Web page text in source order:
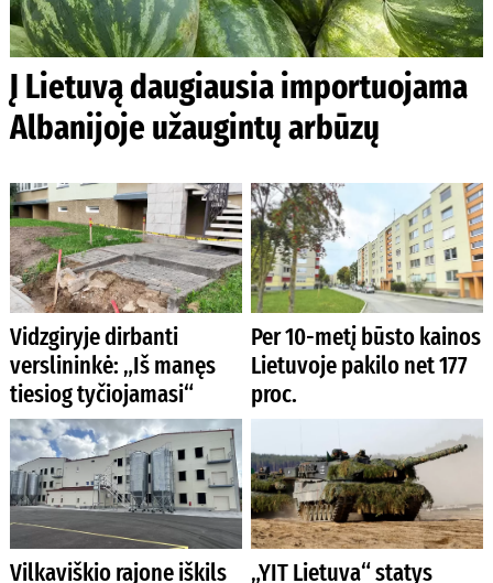
Į Lietuvą daugiausia importuojama
Albanijoje užaugintų arbūzų
Vidzgiryje dirbanti
verslininkė: „Iš manęs
tiesiog tyčiojamasi“
Per 10-metį būsto kainos
Lietuvoje pakilo net 177
proc.
Vilkaviškio rajone iškils „YIT Lietuva“ statys